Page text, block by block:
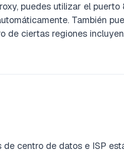
puedes utilizar el
También
de ciertas regiones
de centro de datos e ISP